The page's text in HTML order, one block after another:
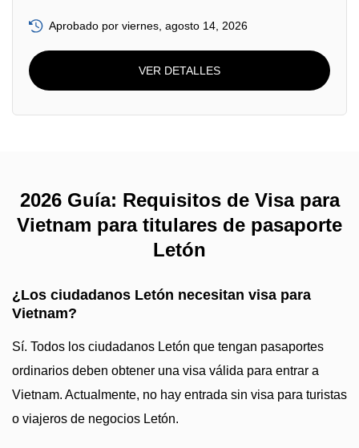
Aprobado por viernes, agosto 14, 2026
VER DETALLES
2026 Guía: Requisitos de Visa para
Vietnam para titulares de pasaporte
Letón
¿Los ciudadanos Letón necesitan visa para
Vietnam?
Sí. Todos los ciudadanos Letón que tengan pasaportes
ordinarios deben obtener una visa válida para entrar a
Vietnam. Actualmente, no hay entrada sin visa para turistas
o viajeros de negocios Letón.